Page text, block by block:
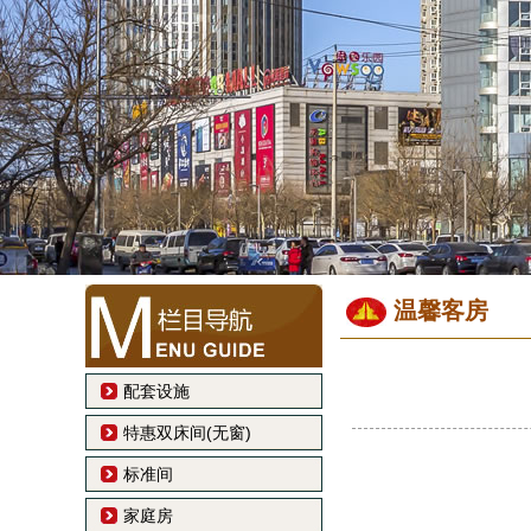
配套设施
特惠双床间(无窗)
标准间
家庭房
温馨客房